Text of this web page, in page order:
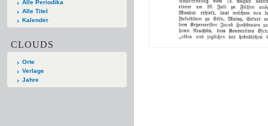
Alle Periodika
Alle Titel
Kalender
CLOUDS
Orte
Verlage
Jahre